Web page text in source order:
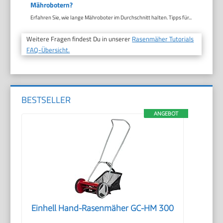
Mährobotern?
Erfahren Sie, wie lange Mähroboter im Durchschnitt halten. Tipps für...
Weitere Fragen findest Du in unserer Rasenmäher Tutorials
FAQ-Übersicht.
BESTSELLER
ANGEBOT
Einhell Hand-Rasenmäher GC-HM 300